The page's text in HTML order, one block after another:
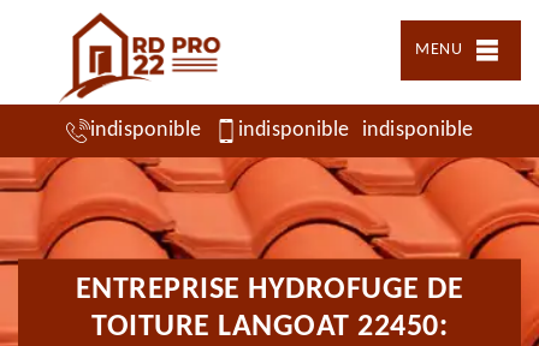
MENU
indisponible indisponible indisponible
ENTREPRISE HYDROFUGE DE
TOITURE LANGOAT 22450: